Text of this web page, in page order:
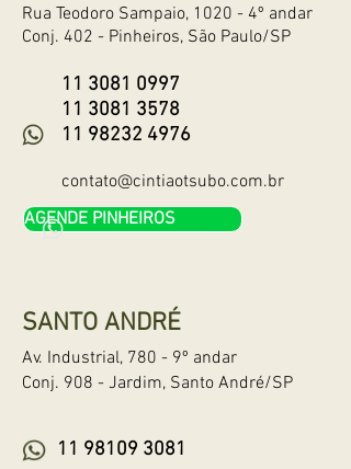
Rua Teodoro Sampaio, 1020 - 4º andar
Conj. 402 - Pinheiros, São Paulo/SP
11 3081 0997
11 3081 3578
11 98232 4976
contato@cintiaotsubo.com.br
AGENDE PINHEIROS
SANTO ANDRÉ
Av. Industrial, 780 - 9º andar
Conj. 908 - Jardim, Santo André/SP
11 98109 3081